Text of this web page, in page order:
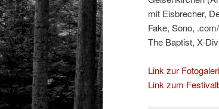
mit Eisbrecher,
Fake, Sono,
The Baptist, X-
Link zur
Link zum